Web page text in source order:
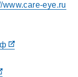
www.care-eye.ru